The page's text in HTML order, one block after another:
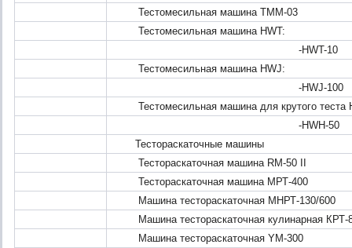
Тестомесильная машина ТММ-03
Тестомесильная машина HWT:
-HWT-10
Тестомесильная машина HWJ:
-HWJ-100
Тестомесильная машина для крутого теста
-HWH-50
Тестораскаточные машины
Тестораскаточная машина RM-50 II
Тестораскаточная машина МРТ-400
Машина тестораскаточная МНРТ-130/600
Машина тестораскаточная кулинарная КРТ-
Машина тестораскаточная YM-300